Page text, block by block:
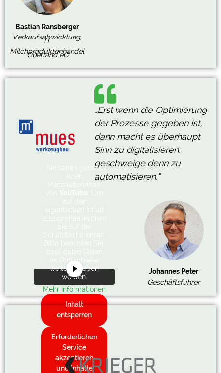
Bastian Ransberger
Verkaufsabwicklung,
IT
Milchproduktenhandel
Oberland eG
„Erst wenn die Optimierung
der Prozesse gegeben ist,
dann macht es überhaupt
Sinn zu digitalisieren,
geschweige denn zu
automatisieren.“
Sie sehen gerade
an Drittanbieter
weitergegeben
werden.
Mehr Informationen
Inhalt
entsperren
Erforderlichen
Service
akzeptieren
und Inhalte
Johannes Peter
Geschäftsführer